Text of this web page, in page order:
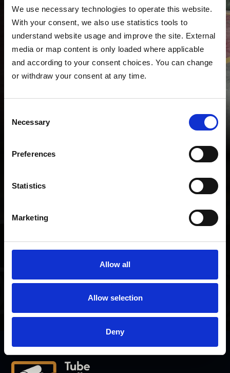
We use necessary technologies to operate this website.
With your consent, we also use statistics tools to
understand website usage and improve the site. External
media or map content is only loaded where applicable
and according to your consent choices. You can change
or withdraw your consent at any time.
Selection
Necessary
Preferences
Statistics
Marketing
Allow all
Allow selection
Deny